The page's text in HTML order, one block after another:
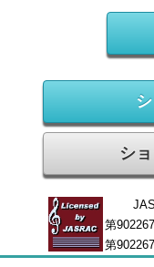
シ
第
第